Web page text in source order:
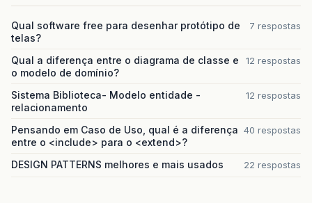
Qual software free para desenhar protótipo de
telas?
7 respostas
Qual a diferença entre o diagrama de classe e
o modelo de domínio?
12 respostas
Sistema Biblioteca- Modelo entidade -
relacionamento
12 respostas
Pensando em Caso de Uso, qual é a diferença
entre o <include> para o <extend>?
40 respostas
DESIGN PATTERNS melhores e mais usados 22 respostas